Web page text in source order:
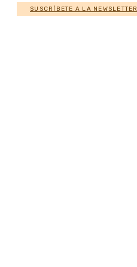
SUSCRÍBETE A LA NEWSLETTER